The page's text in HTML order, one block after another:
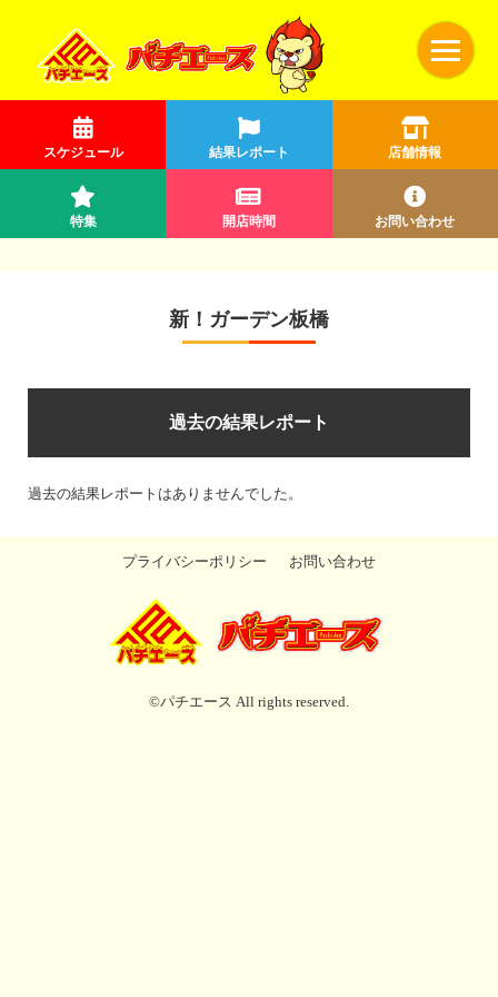
スケジュール 結果レポート 店舗情報
特集 開店時間 お問い合わせ
新！ガーデン板橋
過去の結果レポート
過去の結果レポートはありませんでした。
プライバシーポリシー お問い合わせ
©パチエース All rights reserved.